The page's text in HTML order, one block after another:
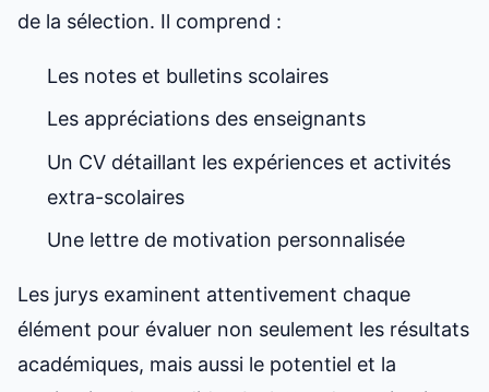
de la sélection. Il comprend :
Les notes et bulletins scolaires
Les appréciations des enseignants
Un CV détaillant les expériences et activités
extra-scolaires
Une lettre de motivation personnalisée
Les jurys examinent attentivement chaque
élément pour évaluer non seulement les résultats
académiques, mais aussi le potentiel et la